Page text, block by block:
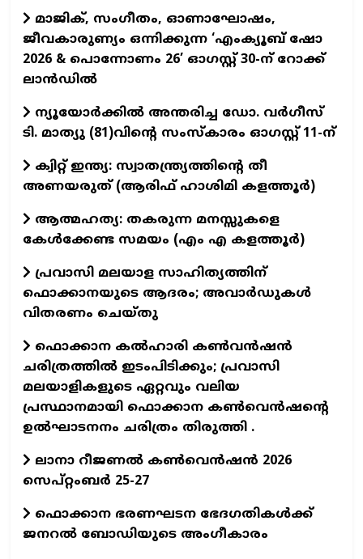
മാജിക്, സംഗീതം, ഓണാഘോഷം,
ജീവകാരുണ്യം ഒന്നിക്കുന്ന ‘എംക്യൂബ് ഷോ
2026 & പൊന്നോണം 26’ ഓഗസ്റ്റ് 30-ന് റോക്ക്
ലാന്‍ഡില്‍
ന്യൂയോര്‍ക്കില്‍ അന്തരിച്ച ഡോ. വര്‍ഗീസ്
ടി. മാത്യു (81)വിന്റെ സംസ്‌കാരം ഓഗസ്റ്റ് 11-ന്‌
ക്വിറ്റ് ഇന്ത്യ: സ്വാതന്ത്ര്യത്തിന്റെ തീ
അണയരുത് (ആരിഫ് ഹാശിമി കളത്തൂർ)
ആത്മഹത്യ: തകരുന്ന മനസ്സുകളെ
കേൾക്കേണ്ട സമയം (എം എ കളത്തൂർ)
പ്രവാസി മലയാള സാഹിത്യത്തിന്
ഫൊക്കാനയുടെ ആദരം; അവാർഡുകൾ
വിതരണം ചെയ്തു
ഫൊക്കാന കൽഹാരി കൺവൻഷൻ
ചരിത്രത്തിൽ ഇടംപിടിക്കും; പ്രവാസി
മലയാളികളുടെ ഏറ്റവും വലിയ
പ്രസ്ഥാനമായി ഫൊക്കാന കൺവെൻഷന്റെ
ഉൽഘാടനനം ചരിത്രം തിരുത്തി .
ലാനാ റീജണല്‍ കണ്‍വെന്‍ഷന്‍ 2026
സെപ്റ്റംബര്‍ 25-27
ഫൊക്കാന ഭരണഘടന ഭേദഗതികൾക്ക്
ജനറൽ ബോഡിയുടെ അംഗീകാരം